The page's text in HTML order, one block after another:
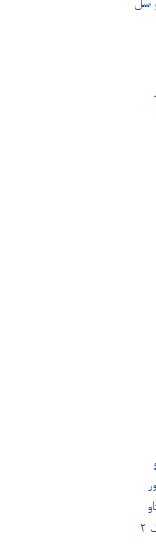
و سل
درس 166 - تمرین گام سل مینور هارمونیک 2